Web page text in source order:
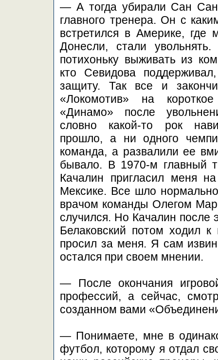
— А тогда убирали Сан
главного тренера. Он с
встретился в Америке,
Донесли, стали
потихоньку выживать из
кто Севидова
защиту. Так все и
«Локомотив» на
«Динамо» после
словно какой-то рок
прошло, а ни одного
команда, а развалили ее
бывало. В 1970-м главный
Качалин пригласил меня
Мексике. Все шло
врачом команды Олегом
случился. Но Качалин после
Белаковский потом ходил
просил за меня. Я сам
остался при своем мнении.
— После окончания
профессий, а сейчас,
созданном вами
— Понимаете, мне в
футбол, которому я отдал